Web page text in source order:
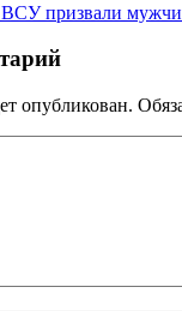
призвали
опубликован.